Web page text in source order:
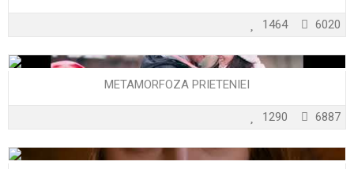
6020
1464
METAMORFOZA PRIETENIEI
6887
1290